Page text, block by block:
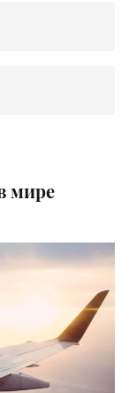
мире